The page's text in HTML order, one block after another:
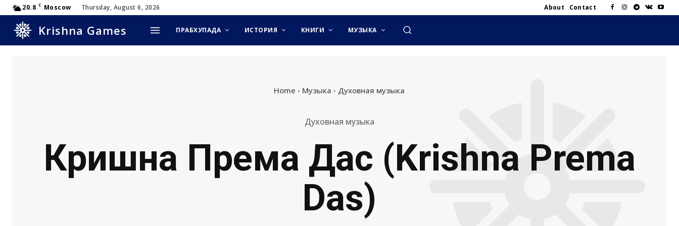
20.8 C Moscow Thursday, August 6, 2026 About Contact
Krishna Games ПРАБХУПАДА ИСТОРИЯ КНИГИ МУЗЫКА
Home Музыка Духовная музыка
Духовная музыка
Кришна Према Дас (Krishna Prema
Das)